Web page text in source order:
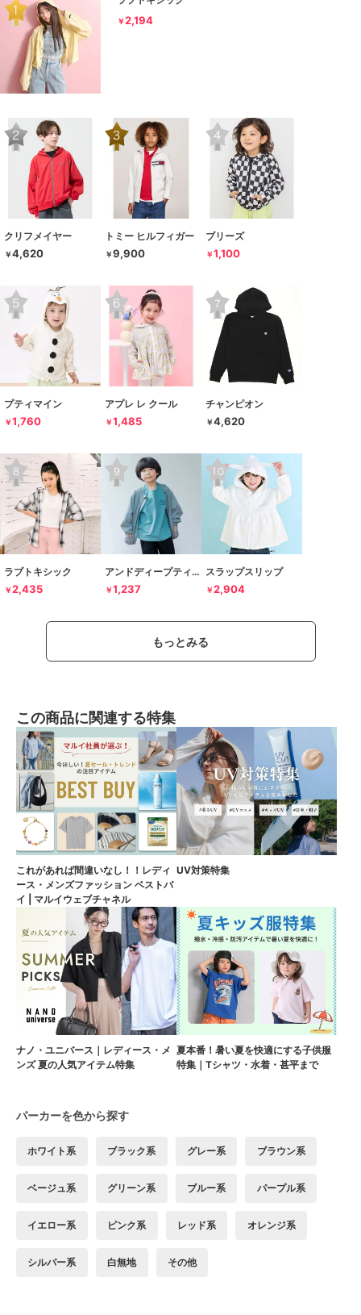
￥2,194
クリフメイヤー
￥4,620
トミー ヒルフィガー
￥9,900
ブリーズ
￥1,100
プティマイン
￥1,760
アプレ レ クール
￥1,485
チャンピオン
￥4,620
ラブトキシック
￥2,435
アンドディープティマイン
￥1,237
スラップスリップ
￥2,904
もっとみる
この商品に関連する特集
これがあれば間違いなし！！レディ
ース・メンズファッション ベストバ
イ | マルイウェブチャネル
UV対策特集
ナノ・ユニバース｜レディース・メ
ンズ 夏の人気アイテム特集
夏本番！暑い夏を快適にする子供服
特集｜Tシャツ・水着・甚平まで
パーカーを色から探す
ホワイト系 ブラック系 グレー系 ブラウン系
ベージュ系 グリーン系 ブルー系 パープル系
イエロー系 ピンク系 レッド系 オレンジ系
シルバー系 白無地 その他